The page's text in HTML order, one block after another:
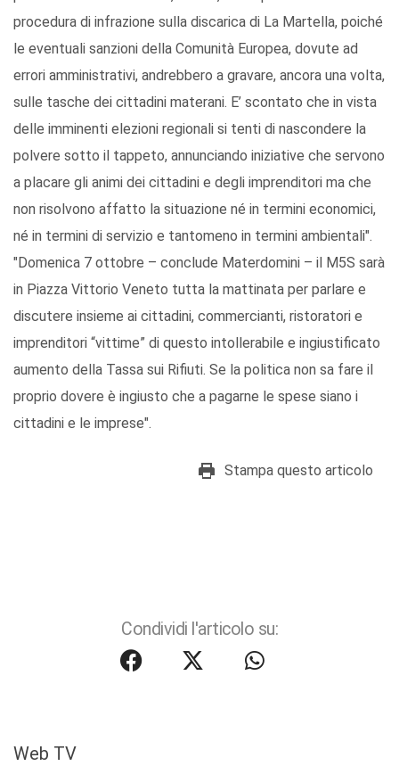
procedura di infrazione sulla discarica di La Martella, poiché
le eventuali sanzioni della Comunità Europea, dovute ad
errori amministrativi, andrebbero a gravare, ancora una volta,
sulle tasche dei cittadini materani. E’ scontato che in vista
delle imminenti elezioni regionali si tenti di nascondere la
polvere sotto il tappeto, annunciando iniziative che servono
a placare gli animi dei cittadini e degli imprenditori ma che
non risolvono affatto la situazione né in termini economici,
né in termini di servizio e tantomeno in termini ambientali".
"Domenica 7 ottobre – conclude Materdomini – il M5S sarà
in Piazza Vittorio Veneto tutta la mattinata per parlare e
discutere insieme ai cittadini, commercianti, ristoratori e
imprenditori “vittime” di questo intollerabile e ingiustificato
aumento della Tassa sui Rifiuti. Se la politica non sa fare il
proprio dovere è ingiusto che a pagarne le spese siano i
cittadini e le imprese".
Stampa questo articolo
Condividi l'articolo su:
Web TV